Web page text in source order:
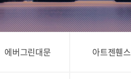
에버그린대문 아트젠휀스